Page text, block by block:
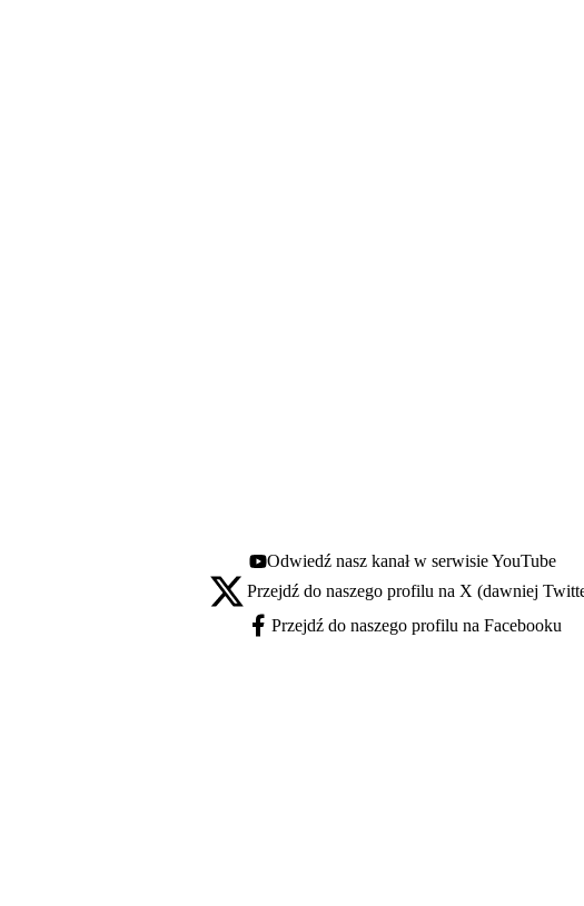
Youtube - otwiera się w nowej karcie
Odwiedź nasz kanał w serwisie YouTube
X - otwiera się w nowej karcie
Przejdź do naszego profilu na X (dawniej
Facebook - otwiera się w nowej karcie
Przejdź do naszego profilu na Facebooku